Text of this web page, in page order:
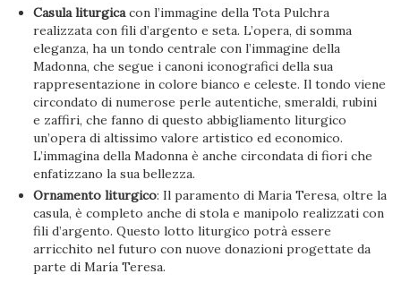
Casula liturgicacon l’immagine della Tota Pulchra
realizzata con fili d’argento e seta. L’opera, di somma
eleganza, ha un tondo centrale con l’immagine della
Madonna, che segue i canoni iconografici della sua
rappresentazione in colore bianco e celeste. Il tondo viene
circondato di numerose perle autentiche, smeraldi, rubini
e zaffiri, che fanno di questo abbigliamento liturgico
un’opera di altissimo valore artistico ed economico.
L’immagina della Madonna è anche circondata di fiori che
enfatizzano la sua bellezza.
Ornamento liturgico: Il paramento di Maria Teresa, oltre la
casula, è completo anche di stola e manipolo realizzati con
fili d’argento. Questo lotto liturgico potrà essere
arricchito nel futuro con nuove donazioni progettate da
parte di María Teresa.